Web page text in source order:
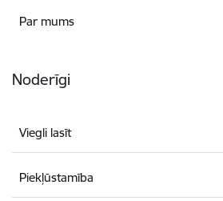
Par mums
Noderīgi
Viegli lasīt
Piekļūstamība